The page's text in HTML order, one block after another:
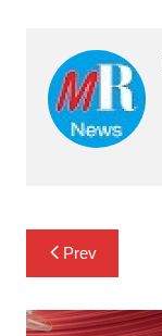
Navigasi
pos
Prev